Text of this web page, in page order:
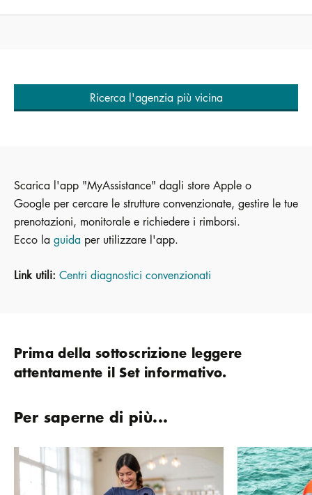
Ricerca l'agenzia più vicina
Scarica l'app "MyAssistance" dagli store Apple o
Google per cercare le strutture convenzionate, gestire le tue
prenotazioni, monitorale e richiedere i rimborsi.
Ecco la guida per utilizzare l'app.
Link utili: Centri diagnostici convenzionati
Prima della sottoscrizione leggere
attentamente il Set informativo.
Per saperne di più...